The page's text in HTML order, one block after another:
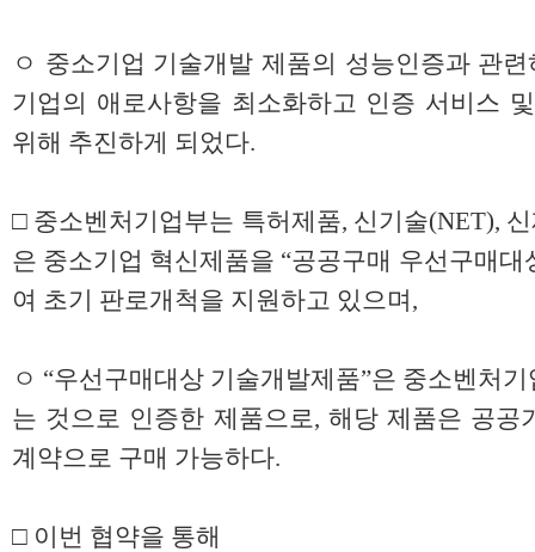
ㅇ 중소기업 기술개발 제품의 성능인증과 관
기업의 애로사항을 최소화하고 인증 서비스
위해 추진하게 되었다.
□ 중소벤처기업부는 특허제품, 신기술(NET),
은 중소기업 혁신제품을 “공공구매 우선구매
여 초기 판로개척을 지원하고 있으며,
ㅇ “우선구매대상 기술개발제품”은 중소벤처
는 것으로 인증한 제품으로, 해당 제품은 공공
계약으로 구매 가능하다.
□ 이번 협약을 통해